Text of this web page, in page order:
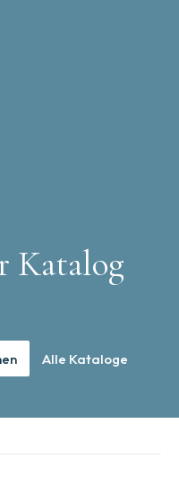
Katalog
Alle Kataloge